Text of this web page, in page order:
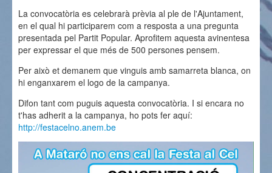
La convocatòria es celebrarà prèvia al ple de l'Ajuntament,
en el qual hi participarem com a resposta a una pregunta
presentada pel Partit Popular. Aprofitem aquesta avinentesa
per expressar el que més de 500 persones pensem.
Per això et demanem que vinguis amb samarreta blanca, on
hi enganxarem el logo de la campanya.
Difon tant com puguis aquesta convocatòria. I si encara no
t'has adherit a la campanya, ho pots fer aquí:
http://festacelno.anem.be